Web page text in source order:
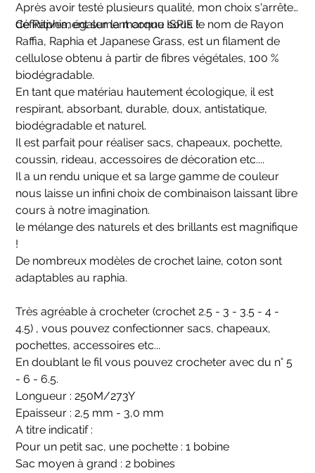
Après avoir testé plusieurs qualité, mon choix s'arrête
définitivement sur la marque ISPIE !
Ce Raphia, également connu sous le nom de Rayon
Raffia, Raphia et Japanese Grass, est un filament de
cellulose obtenu à partir de fibres végétales, 100 %
biodégradable.
En tant que matériau hautement écologique, il est
respirant, absorbant, durable, doux, antistatique,
biodégradable et naturel.
Il est parfait pour réaliser sacs, chapeaux, pochette,
coussin, rideau, accessoires de décoration etc....
Il a un rendu unique et sa large gamme de couleur
nous laisse un infini choix de combinaison laissant libre
cours à notre imagination.
le mélange des naturels et des brillants est magnifique
!
De nombreux modèles de crochet laine, coton sont
adaptables au raphia.
Très agréable à crocheter (crochet 2.5 - 3 - 3.5 - 4 -
4.5) , vous pouvez confectionner sacs, chapeaux,
pochettes, accessoires etc...
En doublant le fil vous pouvez crocheter avec du n° 5
- 6 - 6.5.
Longueur : 250M/273Y
Epaisseur : 2,5 mm - 3,0 mm
A titre indicatif :
Pour un petit sac, une pochette : 1 bobine
Sac moyen à grand : 2 bobines